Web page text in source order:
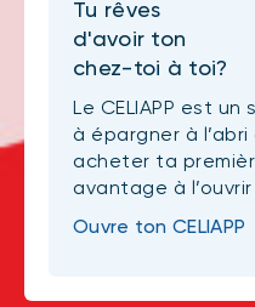
Tu rêves
d'avoir ton
chez-toi à toi?
Le CELIAPP est
à épargner à
acheter ta
avantage à
Ouvre ton CELIAPP